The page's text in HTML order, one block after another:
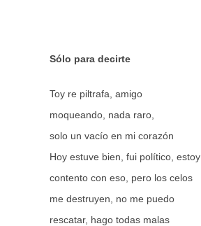
Sólo para decirte
Toy re piltrafa, amigo
moqueando, nada raro,
solo un vacío en mi corazón
Hoy estuve bien, fui político, estoy
contento con eso, pero los celos
me destruyen, no me puedo
rescatar, hago todas malas